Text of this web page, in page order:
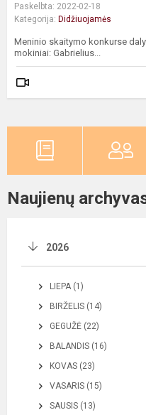
Paskelbta: 2022-02-18
Kategorija: Didžiuojamės
Meninio skaitymo konkurse
mokiniai: Gabrielius...
Naujienų
2026
LIEPA (1)
BIRŽELIS (14)
GEGUŽĖ (22)
BALANDIS (16)
KOVAS (23)
VASARIS (15)
SAUSIS (13)